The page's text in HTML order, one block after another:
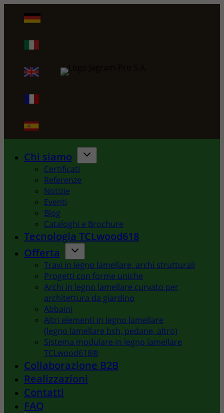
Chi siamo
Certificati
Referenze
Notizie
Eventi
Blog
Cataloghi e Brochure
Tecnologia TCLwood618
Offerta
Travi in legno lamellare, archi strutturali
Progetti con forme uniche
Archi in legno lamellare curvato per
architettura da giardino
Abbaini
Altri elementi in legno lamellare
(legno lamellare bsh, pedane, altro)
Sistema modulare in legno lamellare
TCLwood618®
Collaborazione B2B
Realizzazioni
Contatti
FAQ